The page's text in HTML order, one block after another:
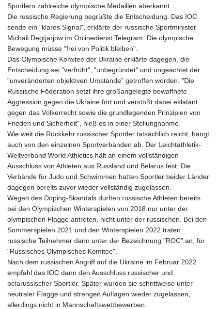
Sportlern zahlreiche olympische Medaillen aberkannt.
Die russische Regierung begrüßte die Entscheidung. Das IOC
sende ein "klares Signal", erklärte der russische Sportminister
Michail Degtjarjow im Onlinedienst Telegram. Die olympische
Bewegung müsse "frei von Politik bleiben".
Das Olympische Komitee der Ukraine erklärte dagegen, die
Entscheidung sei "verfrüht", "unbegründet" und ungeachtet der
"unveränderten objektiven Umstände" getroffen worden. "Die
Russische Föderation setzt ihre großangelegte bewaffnete
Aggression gegen die Ukraine fort und verstößt dabei eklatant
gegen das Völkerrecht sowie die grundlegenden Prinzipien von
Frieden und Sicherheit", hieß es in einer Stellungnahme.
Wie weit die Rückkehr russischer Sportler tatsächlich reicht, hängt
auch von den einzelnen Sportverbänden ab. Der Leichtathletik-
Weltverband World Athletics hält an einem vollständigen
Ausschluss von Athleten aus Russland und Belarus fest. Die
Verbände für Judo und Schwimmen hatten Sportler beider Länder
dagegen bereits zuvor wieder vollständig zugelassen.
Wegen des Doping-Skandals durften russische Athleten bereits
bei den Olympischen Winterspielen von 2018 nur unter der
olympischen Flagge antreten, nicht unter der russischen. Bei den
Sommerspielen 2021 und den Winterspielen 2022 traten
russische Teilnehmer dann unter der Bezeichnung "ROC" an, für
"Russisches Olympisches Komitee".
Nach dem russischen Angriff auf die Ukraine im Februar 2022
empfahl das IOC dann den Ausschluss russischer und
belarussischer Sportler. Später wurden sie schrittweise unter
neutraler Flagge und strengen Auflagen wieder zugelassen,
allerdings nicht in Mannschaftswettbewerben.